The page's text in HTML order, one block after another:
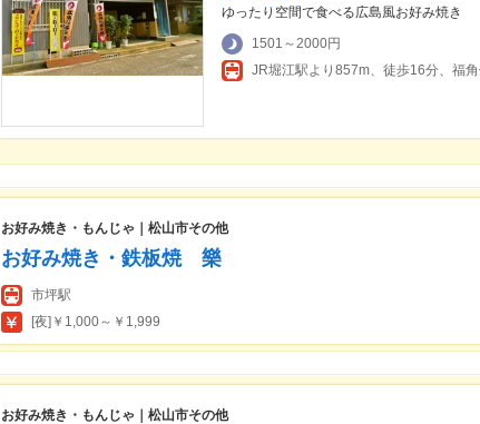
ゆったり空間で食べる広島風お好み焼き
1501～2000円
お好み焼き・もんじゃ｜松山市その他
お好み焼き・鉄板焼 樂
市坪駅
[夜]￥1,000～￥1,999
お好み焼き・もんじゃ｜松山市その他